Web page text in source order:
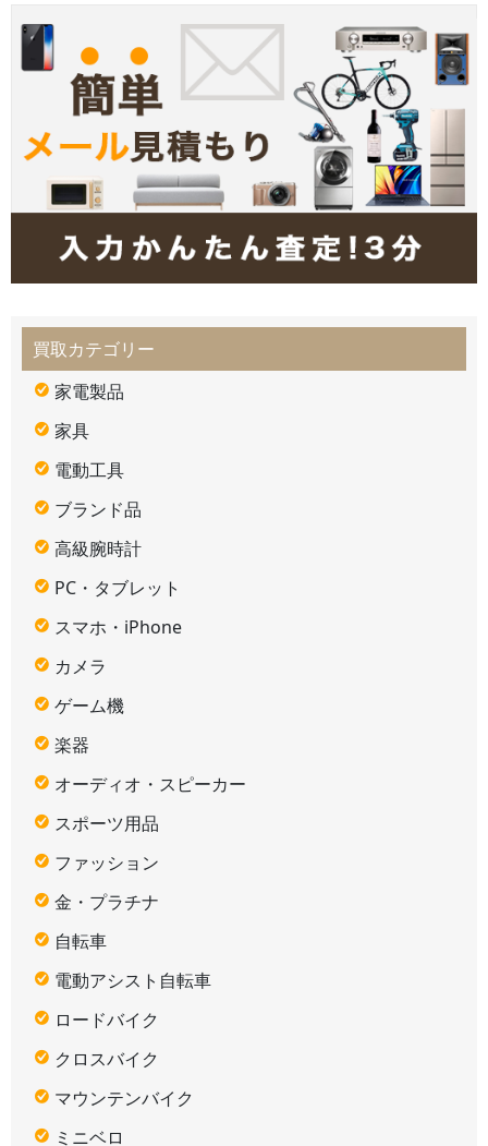
買取カテゴリー
家電製品
家具
電動工具
ブランド品
高級腕時計
PC・タブレット
スマホ・iPhone
カメラ
ゲーム機
楽器
オーディオ・スピーカー
スポーツ用品
ファッション
金・プラチナ
自転車
電動アシスト自転車
ロードバイク
クロスバイク
マウンテンバイク
ミニベロ